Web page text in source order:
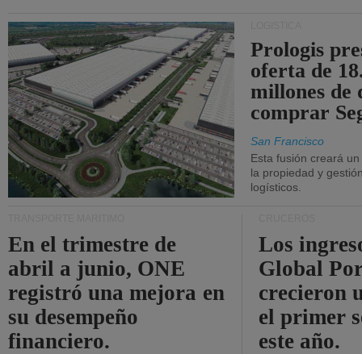
Prologis
oferta de
millones de
comprar
San Francisco
Esta fusión creará
la propiedad y
logísticos.
En el trimestre de
abril a junio, ONE
registró una mejora en
su desempeño
financiero.
Los
Global
crecieron
el primer
este año.